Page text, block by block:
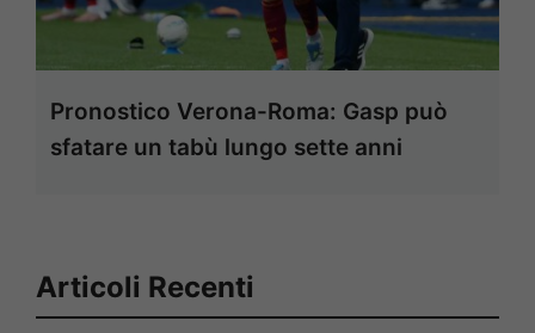
Pronostico Verona-Roma: Gasp può
sfatare un tabù lungo sette anni
Articoli Recenti